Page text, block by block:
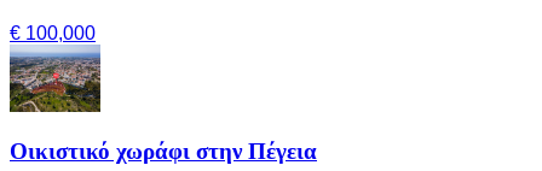
€ 100,000
Οικιστικό χωράφι στην Πέγεια